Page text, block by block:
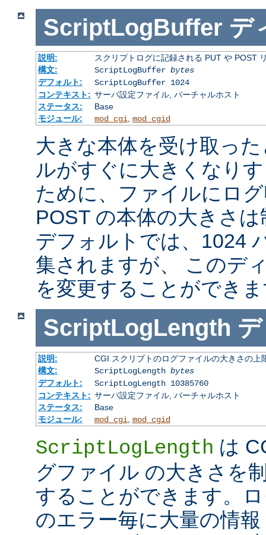
ScriptLogBuffer デ
説明:
スクリプトログに記録される PUT や POST
構文:
ScriptLogBuffer bytes
デフォルト:
ScriptLogBuffer 1024
コンテキスト: サーバ設定ファイル, バーチャルホスト
ステータス:
Base
モジュール:
mod_cgi, mod_cgid
大きな本体を受け取っ
ルがすぐに大きくなり
ために、ファイルにロ
POST の本体の大きさ
デフォルトでは、1024
集されますが、 このデ
を変更することができ
ScriptLogLength
説明:
CGI スクリプトのログファイルの大きさの上
構文:
ScriptLogLength bytes
デフォルト:
ScriptLogLength 10385760
コンテキスト: サーバ設定ファイル, バーチャルホスト
ステータス:
Base
モジュール:
mod_cgi mod_cgid
ScriptLogLength は
グファイル の大きさを
することができます。
のエラー毎に大量の情